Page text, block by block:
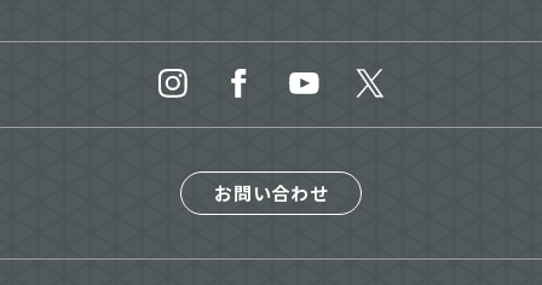
お問い合わせ